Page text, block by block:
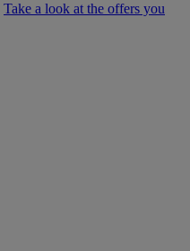
Take a look at the offers you